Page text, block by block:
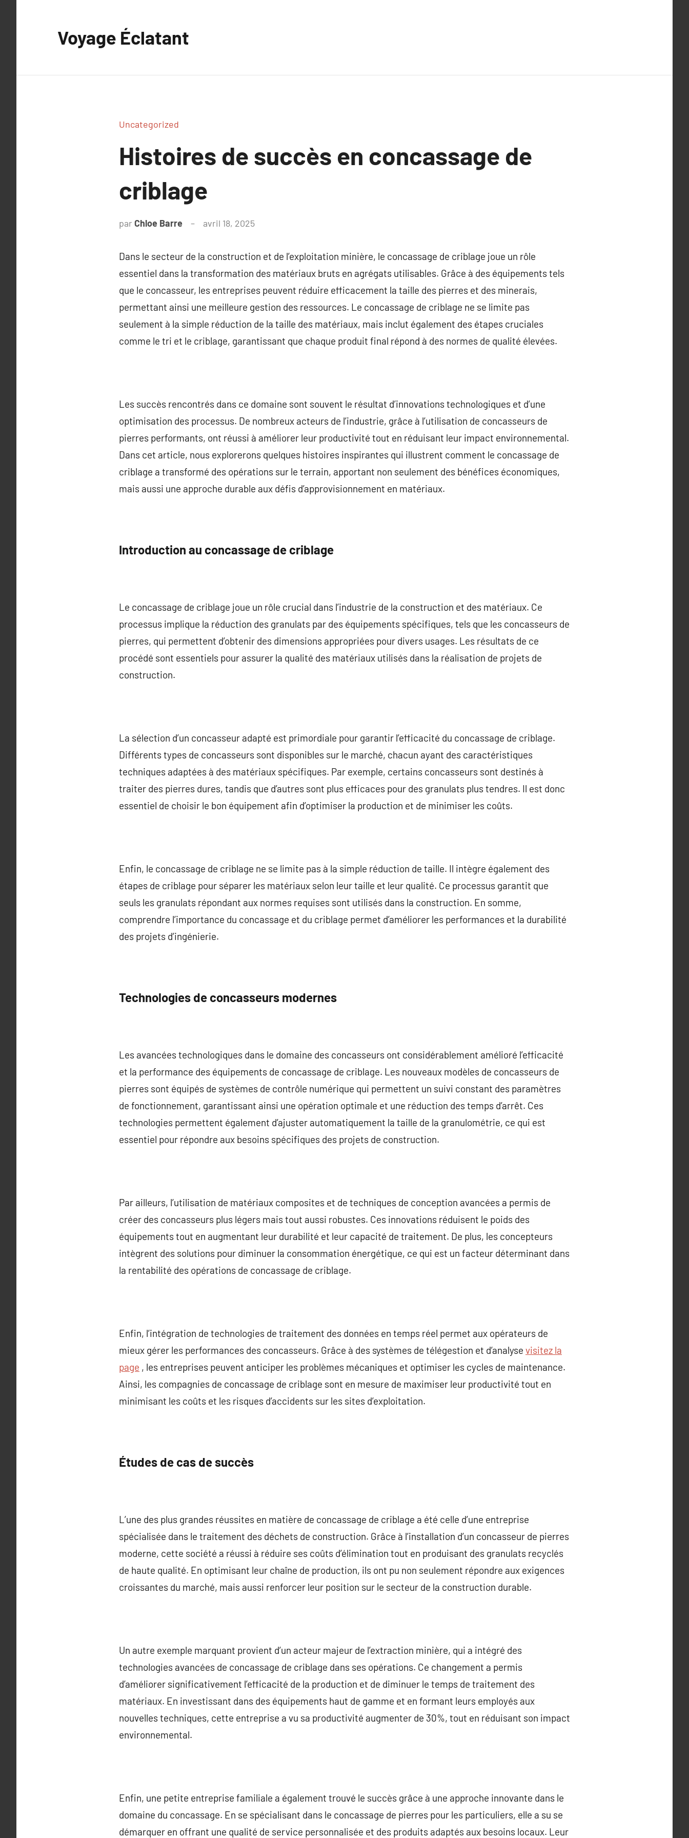
Voyage Éclatant
Uncategorized
Histoires de succès en concassage de
criblage
par Chloe Barre avril 18, 2025
Dans le secteur de la construction et de l’exploitation minière, le concassage de criblage joue un rôle
essentiel dans la transformation des matériaux bruts en agrégats utilisables. Grâce à des équipements tels
que le concasseur, les entreprises peuvent réduire efficacement la taille des pierres et des minerais,
permettant ainsi une meilleure gestion des ressources. Le concassage de criblage ne se limite pas
seulement à la simple réduction de la taille des matériaux, mais inclut également des étapes cruciales
comme le tri et le criblage, garantissant que chaque produit final répond à des normes de qualité élevées.
Les succès rencontrés dans ce domaine sont souvent le résultat d’innovations technologiques et d’une
optimisation des processus. De nombreux acteurs de l’industrie, grâce à l’utilisation de concasseurs de
pierres performants, ont réussi à améliorer leur productivité tout en réduisant leur impact environnemental.
Dans cet article, nous explorerons quelques histoires inspirantes qui illustrent comment le concassage de
criblage a transformé des opérations sur le terrain, apportant non seulement des bénéfices économiques,
mais aussi une approche durable aux défis d’approvisionnement en matériaux.
Introduction au concassage de criblage
Le concassage de criblage joue un rôle crucial dans l’industrie de la construction et des matériaux. Ce
processus implique la réduction des granulats par des équipements spécifiques, tels que les concasseurs de
pierres, qui permettent d’obtenir des dimensions appropriées pour divers usages. Les résultats de ce
procédé sont essentiels pour assurer la qualité des matériaux utilisés dans la réalisation de projets de
construction.
La sélection d’un concasseur adapté est primordiale pour garantir l’efficacité du concassage de criblage.
Différents types de concasseurs sont disponibles sur le marché, chacun ayant des caractéristiques
techniques adaptées à des matériaux spécifiques. Par exemple, certains concasseurs sont destinés à
traiter des pierres dures, tandis que d’autres sont plus efficaces pour des granulats plus tendres. Il est donc
essentiel de choisir le bon équipement afin d’optimiser la production et de minimiser les coûts.
Enfin, le concassage de criblage ne se limite pas à la simple réduction de taille. Il intègre également des
étapes de criblage pour séparer les matériaux selon leur taille et leur qualité. Ce processus garantit que
seuls les granulats répondant aux normes requises sont utilisés dans la construction. En somme,
comprendre l’importance du concassage et du criblage permet d’améliorer les performances et la durabilité
des projets d’ingénierie.
Technologies de concasseurs modernes
Les avancées technologiques dans le domaine des concasseurs ont considérablement amélioré l’efficacité
et la performance des équipements de concassage de criblage. Les nouveaux modèles de concasseurs de
pierres sont équipés de systèmes de contrôle numérique qui permettent un suivi constant des paramètres
de fonctionnement, garantissant ainsi une opération optimale et une réduction des temps d’arrêt. Ces
technologies permettent également d’ajuster automatiquement la taille de la granulométrie, ce qui est
essentiel pour répondre aux besoins spécifiques des projets de construction.
Par ailleurs, l’utilisation de matériaux composites et de techniques de conception avancées a permis de
créer des concasseurs plus légers mais tout aussi robustes. Ces innovations réduisent le poids des
équipements tout en augmentant leur durabilité et leur capacité de traitement. De plus, les concepteurs
intègrent des solutions pour diminuer la consommation énergétique, ce qui est un facteur déterminant dans
la rentabilité des opérations de concassage de criblage.
Enfin, l’intégration de technologies de traitement des données en temps réel permet aux opérateurs de
mieux gérer les performances des concasseurs. Grâce à des systèmes de télégestion et d’analyse visitez la
page , les entreprises peuvent anticiper les problèmes mécaniques et optimiser les cycles de maintenance.
Ainsi, les compagnies de concassage de criblage sont en mesure de maximiser leur productivité tout en
minimisant les coûts et les risques d’accidents sur les sites d’exploitation.
Études de cas de succès
L’une des plus grandes réussites en matière de concassage de criblage a été celle d’une entreprise
spécialisée dans le traitement des déchets de construction. Grâce à l’installation d’un concasseur de pierres
moderne, cette société a réussi à réduire ses coûts d’élimination tout en produisant des granulats recyclés
de haute qualité. En optimisant leur chaîne de production, ils ont pu non seulement répondre aux exigences
croissantes du marché, mais aussi renforcer leur position sur le secteur de la construction durable.
Un autre exemple marquant provient d’un acteur majeur de l’extraction minière, qui a intégré des
technologies avancées de concassage de criblage dans ses opérations. Ce changement a permis
d’améliorer significativement l’efficacité de la production et de diminuer le temps de traitement des
matériaux. En investissant dans des équipements haut de gamme et en formant leurs employés aux
nouvelles techniques, cette entreprise a vu sa productivité augmenter de 30%, tout en réduisant son impact
environnemental.
Enfin, une petite entreprise familiale a également trouvé le succès grâce à une approche innovante dans le
domaine du concassage. En se spécialisant dans le concassage de pierres pour les particuliers, elle a su se
démarquer en offrant une qualité de service personnalisée et des produits adaptés aux besoins locaux. Leur